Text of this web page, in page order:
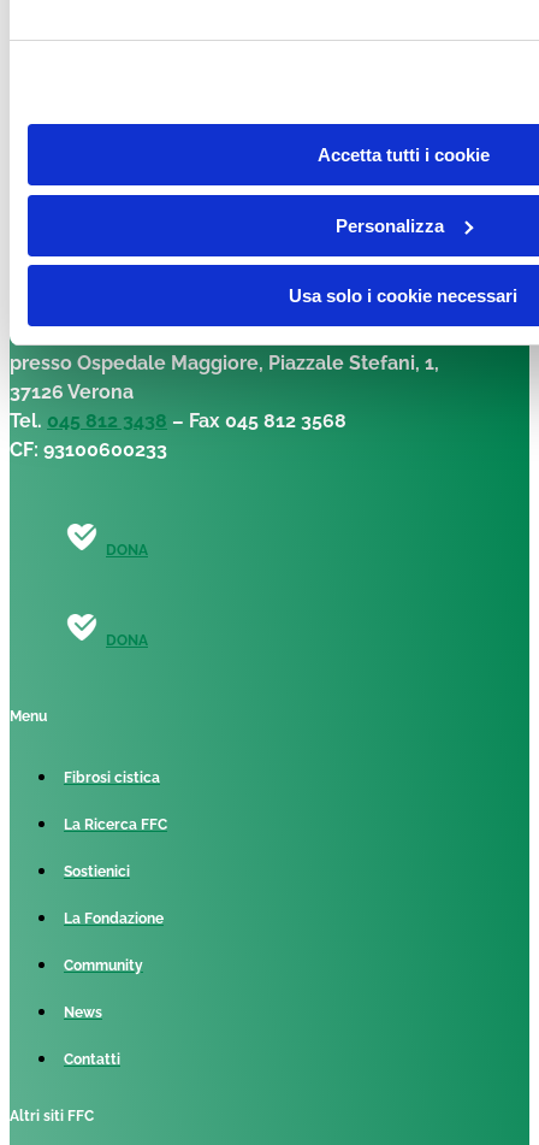
Accetta tutti i cookie
Personalizza
Usa solo i cookie necessari
Facebook-f Instagram LinkedinYoutube Tiktok
presso Ospedale Maggiore, Piazzale Stefani, 1,
37126 Verona
Tel. 045 812 3438 – Fax 045 812 3568
CF: 93100600233
DONA
DONA
Menu
Fibrosi cistica
La Ricerca FFC
Sostienici
La Fondazione
Community
News
Contatti
Altri siti FFC